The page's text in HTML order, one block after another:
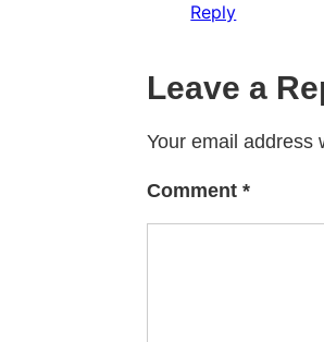
Reply
Leave a
Your email address
Comment*